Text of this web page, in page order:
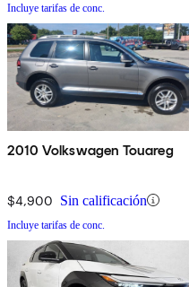
Incluye tarifas de conc.
2010 Volkswagen Touareg
$4,900 Sin calificación
Incluye tarifas de conc.